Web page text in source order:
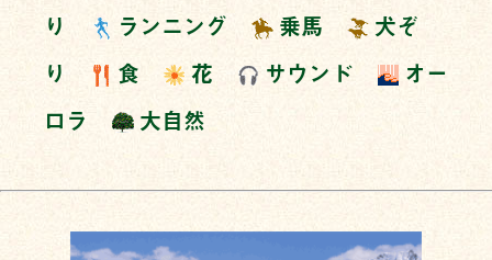
り
ランニング 乗馬
犬ぞ
り
食 花 サウンド
オー
ロラ
大自然